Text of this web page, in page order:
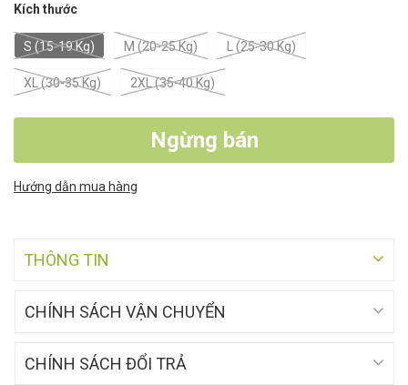
Kích thước
S (15-19 Kg) M (20-25 Kg) L (25-30 Kg)
XL (30-35 Kg) 2XL (35-40 Kg)
Ngừng bán
Hướng dẫn mua hàng
THÔNG TIN
CHÍNH SÁCH VẬN CHUYỂN
CHÍNH SÁCH ĐỔI TRẢ